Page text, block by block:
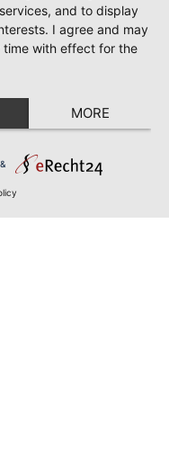
and to display
I agree and may
time with effect for the
MORE
&